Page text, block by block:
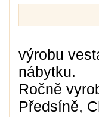
výrobu
nábytku.
Ročně
Předsíně,